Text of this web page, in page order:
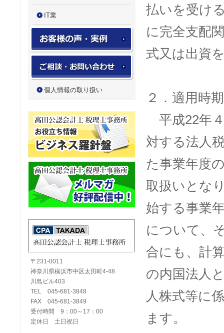
IT業
お客様の声・実例実績
お問い合わせフォーム
個人情報の取り扱い
〒231-0011
神奈川県横浜市中区太田町4-48
川島ビル403
TEL 045-681-3848
FAX 045-681-3849
受付時間 9：00～17：00
定休日 土日祝日
払いを受け
に完全支配
式又は出資
２．適用時期
平成22年
対する法人
た事業年度
取扱いとな
始する事業
について、
合にも、計
の内国法人
人株式等に
ます。